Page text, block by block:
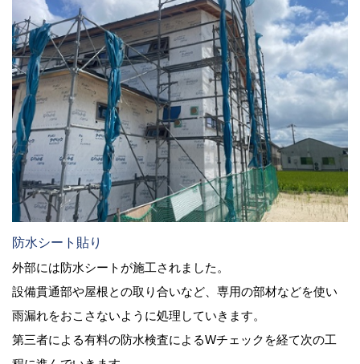
防水シート貼り
外部には防水シートが施工されました。
設備貫通部や屋根との取り合いなど、専用の部材などを使い
雨漏れをおこさないように処理していきます。
第三者による有料の防水検査によるWチェックを経て次の工